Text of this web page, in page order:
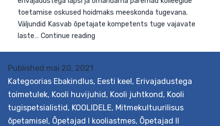
ennetama erinevaid raskuseid ja õppida nendega
toimetulekut, suhtlema lapsevanemaga, toetama
erivajadustega lapsi ja omandama paremad kolleegide
laste… Continue reading
hariduse
edendamine
põhikoolis
Published mai 20, 2021
Kategoorias Ebakindlus, Eesti keel, Erivajadustega
toimetulek, Kooli huvijuhid, Kooli juhtkond, Kooli
tugispetsialistid, KOOLIDELE, Mitmekultuurilisus
õpetamisel, Õpetajad I kooliastmes, Õpetajad II